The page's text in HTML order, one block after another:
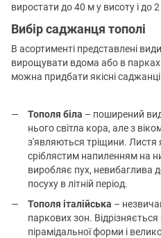
виростати до 40 м у висоту і до 2
Вибір саджанця тополі
В асортименті представлені
вирощувати вдома або в
можна придбати якісні
Тополя біла – поширений
нього світла кора, але з
з'являються тріщини. Листя
сріблястим напиленням на
виробляє пух, невибаглива
посуху в літній період.
Тополя італійська –
паркових зон.
пірамідальної форми і